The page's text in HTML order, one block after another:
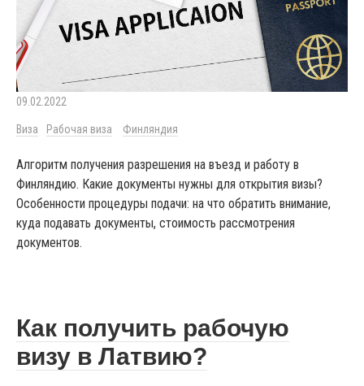
09.02.2022
Виза Рабочая виза Финляндия
Алгоритм получения разрешения на въезд и работу в
Финляндию. Какие документы нужны для открытия визы?
Особенности процедуры подачи: на что обратить внимание,
куда подавать документы, стоимость рассмотрения
документов.
Как получить рабочую
визу в Латвию?